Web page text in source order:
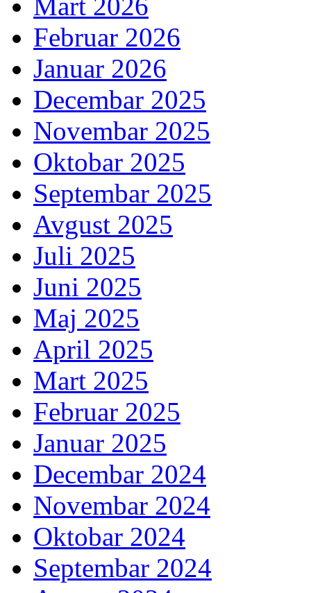
Mart 2026
Februar 2026
Januar 2026
Decembar 2025
Novembar 2025
Oktobar 2025
Septembar 2025
Avgust 2025
Juli 2025
Juni 2025
Maj 2025
April 2025
Mart 2025
Februar 2025
Januar 2025
Decembar 2024
Novembar 2024
Oktobar 2024
Septembar 2024